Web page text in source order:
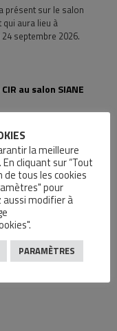
présent sur le salon
qui aura lieu à
septembre 2026.
au salon SIANE
SIANE au
vous faire
Cobotique,
et
la meilleure
cliquant sur “Tout
tous les cookies
pour
aussi modifier à
PARAMÈTRES